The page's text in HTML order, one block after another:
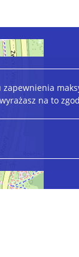
wyrażasz na to